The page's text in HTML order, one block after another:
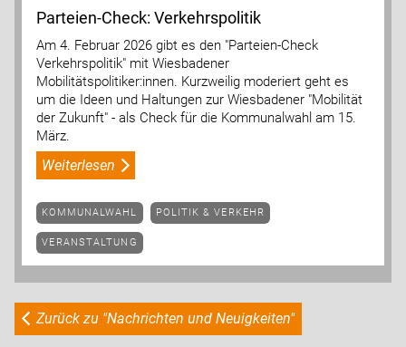
Parteien-Check: Verkehrspolitik
Am 4. Februar 2026 gibt es den "Parteien-Check
Verkehrspolitik" mit Wiesbadener
Mobilitätspolitiker:innen. Kurzweilig moderiert geht es
um die Ideen und Haltungen zur Wiesbadener "Mobilität
der Zukunft" - als Check für die Kommunalwahl am 15.
März.
Weiterlesen
KOMMUNALWAHL POLITIK & VERKEHR
VERANSTALTUNG
Zurück zu "Nachrichten und Neuigkeiten"